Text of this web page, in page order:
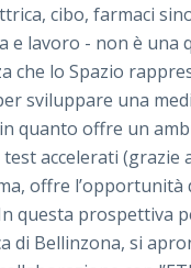
cibo, farmaci
e lavoro - non è una
che lo Spazio
sviluppare una
quanto offre un
accelerati
offre
questa prospettiva
di Bellinzona, si